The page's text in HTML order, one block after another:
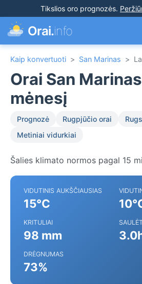
Tikslios oro prognozės.
Orai.info
Kaip konvertuoti > San Marinas >
Orai San
mėnesį
Prognozė Rugpjūčio orai
Metiniai vidurkiai
Šalies klimato normos pagal 15
VIDUTINIS AUKŠČIAUSIAS
15°C
KRITULIAI
98 mm
DRĖGNUMAS
73%